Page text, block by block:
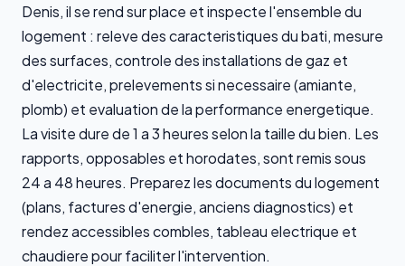
Denis, il se rend sur place et inspecte l'ensemble du
logement : releve des caracteristiques du bati, mesure
des surfaces, controle des installations de gaz et
d'electricite, prelevements si necessaire (amiante,
plomb) et evaluation de la performance energetique.
La visite dure de 1 a 3 heures selon la taille du bien. Les
rapports, opposables et horodates, sont remis sous
24 a 48 heures. Preparez les documents du logement
(plans, factures d'energie, anciens diagnostics) et
rendez accessibles combles, tableau electrique et
chaudiere pour faciliter l'intervention.